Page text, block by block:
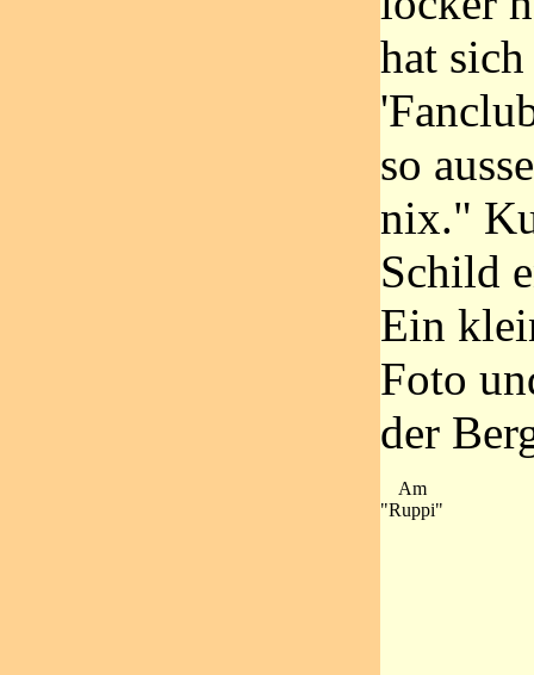
hat
so
nix."
Schild
Ein
Foto
der
Am
"Ruppi"